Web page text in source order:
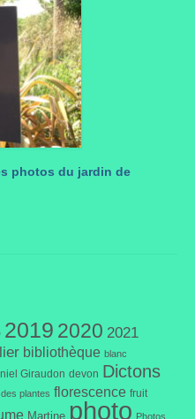
photos du jardin de
2019 2020 2021
bibliothèque blanc
Giraudon devon Dictons
plantes florescence fruit
Martine photo Photos